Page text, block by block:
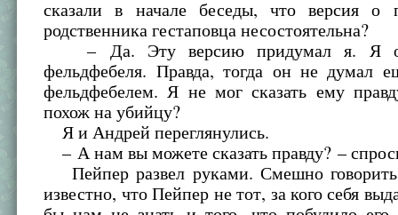
сказали в начале беседы, что версия о
родственника гестаповца несостоятельна?
– Да. Эту версию придумал я. Я
фельдфебеля. Правда, тогда он не думал
фельдфебелем. Я не мог сказать ему
похож на убийцу?
Я и Андрей переглянулись.
– А нам вы можете сказать правду? –
Пейпер развел руками. Смешно
известно, что Пейпер не тот, за кого себя